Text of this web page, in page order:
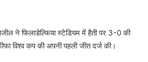
ने फिलाडेल्फिया स्टेडियम में हैती पर 3-0 की
विश्व कप की अपनी पहली जीत दर्ज की।